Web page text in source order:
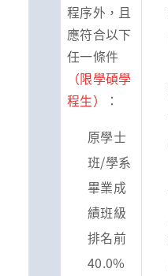
程序外，且
應符合以下
任一條件
（限學碩學
程生）
：
原學士
班/學系
畢業成
績班級
排名前
40.0%